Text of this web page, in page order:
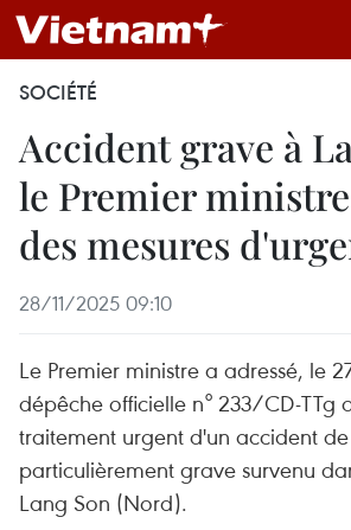
SOCIÉTÉ
Accident grave à
le Premier
des mesures
28/11/2025 09:10
Le Premier ministre a adressé, le
dépêche officielle n° 233/CD-TTg
traitement urgent d'un accident
particulièrement grave survenu
Lang Son (Nord).